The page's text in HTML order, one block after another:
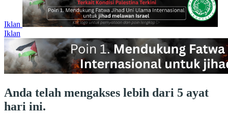
Iklan
Iklan
Anda telah mengakses lebih dari 5 ayat
hari ini.